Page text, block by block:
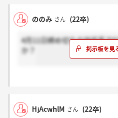
ののみ さん (22卒)
4月11日締め切りの技術系で
か？
HjAcwhlM さん (22卒)